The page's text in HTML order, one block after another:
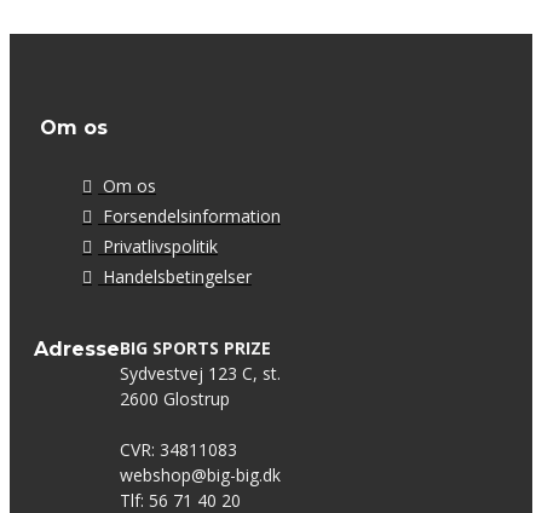
Om os
Om os
Forsendelsinformation
Privatlivspolitik
Handelsbetingelser
AdresseBIG SPORTS PRIZE
Sydvestvej 123 C, st.
2600 Glostrup
CVR: 34811083
webshop@big-big.dk
Tlf: 56 71 40 20